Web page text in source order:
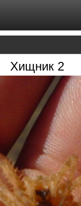
Хищник 2